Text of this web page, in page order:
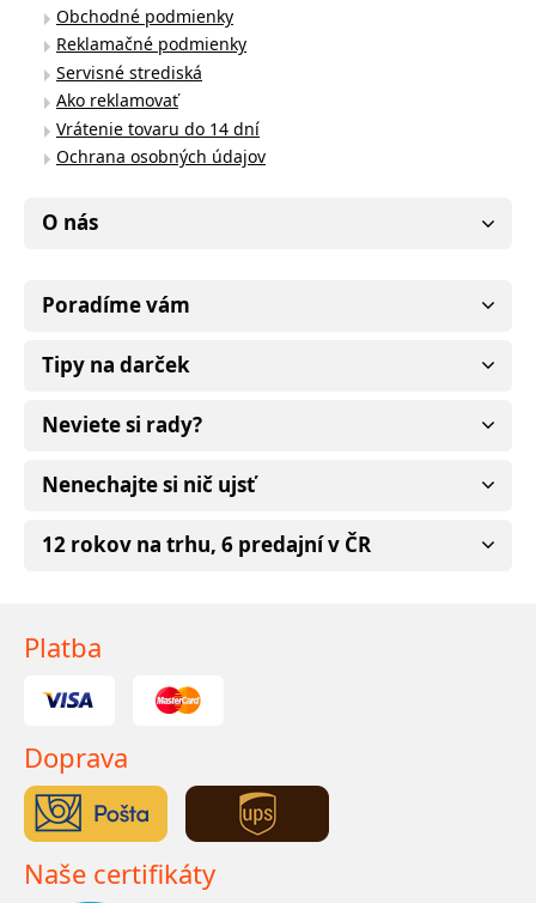
Obchodné podmienky
Reklamačné podmienky
Servisné strediská
Ako reklamovať
Vrátenie tovaru do 14 dní
Ochrana osobných údajov
O nás
Poradíme vám
Tipy na darček
Neviete si rady?
Nenechajte si nič ujsť
12 rokov na trhu, 6 predajní v ČR
Platba
Doprava
Naše certifikáty